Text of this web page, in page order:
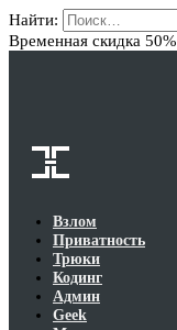
Найти:
Временная скидка 50%
Взлом
Приватность
Трюки
Кодинг
Админ
Geek